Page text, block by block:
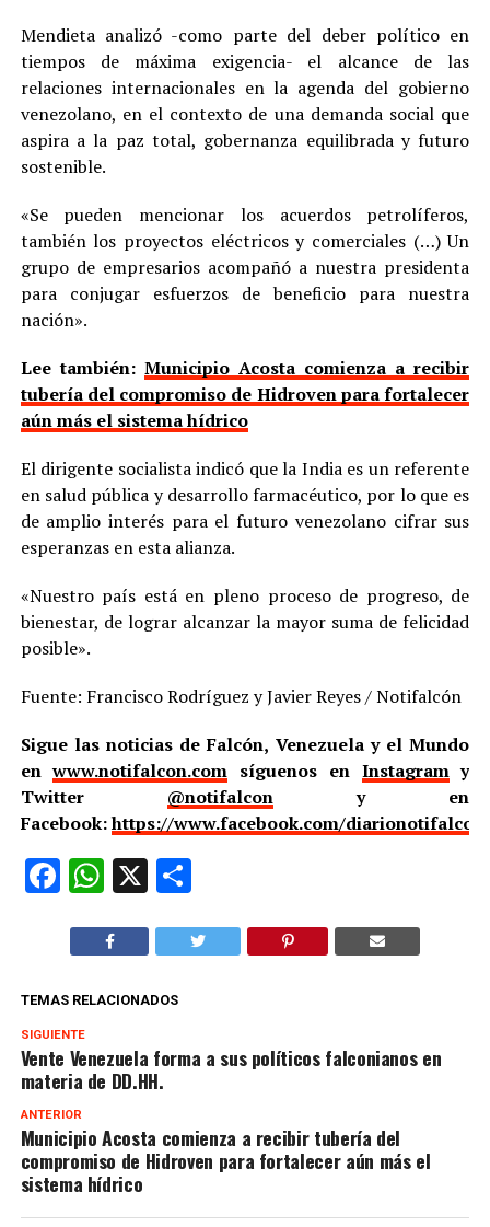
Mendieta analizó -como parte del deber político en
tiempos de máxima exigencia- el alcance de las
relaciones internacionales en la agenda del gobierno
venezolano, en el contexto de una demanda social que
aspira a la paz total, gobernanza equilibrada y futuro
sostenible.
«Se pueden mencionar los acuerdos petrolíferos,
también los proyectos eléctricos y comerciales (…) Un
grupo de empresarios acompañó a nuestra presidenta
para conjugar esfuerzos de beneficio para nuestra
nación».
Lee también: Municipio Acosta comienza a recibir
tubería del compromiso de Hidroven para fortalecer
aún más el sistema hídrico
El dirigente socialista indicó que la India es un referente
en salud pública y desarrollo farmacéutico, por lo que es
de amplio interés para el futuro venezolano cifrar sus
esperanzas en esta alianza.
«Nuestro país está en pleno proceso de progreso, de
bienestar, de lograr alcanzar la mayor suma de felicidad
posible».
Fuente: Francisco Rodríguez y Javier Reyes / Notifalcón
Sigue las noticias de Falcón, Venezuela y el Mundo
enwww.notifalcon.com síguenos en Instagramy
Twitter @notifalcony en
Facebook:https://www.facebook.com/
Facebook
WhatsApp
X Compartir
TEMAS RELACIONADOS
SIGUIENTE
Vente Venezuela forma a sus políticos falconianos en
materia de DD.HH.
ANTERIOR
Municipio Acosta comienza a recibir tubería del
compromiso de Hidroven para fortalecer aún más el
sistema hídrico